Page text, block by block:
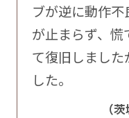
ブが逆に動作
が止まらず、慌
て復旧しまし
した。
（